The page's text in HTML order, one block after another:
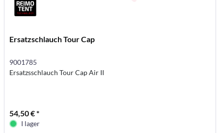
Ersatzschlauch Tour Cap
9001785
Ersatzsschlauch Tour Cap Air II
54,50 € *
I lager